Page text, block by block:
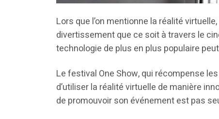
Lors que l’on mentionne la réalité
divertissement que ce soit à travers le
technologie de plus en plus populaire
Le festival One Show, qui récompense
d’utiliser la réalité virtuelle de manière
de promouvoir son événement est pas